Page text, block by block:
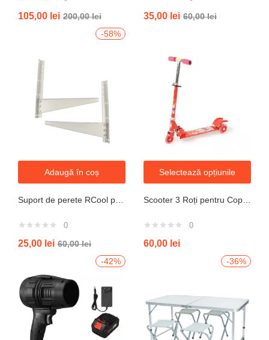
4.33din 5
105,00 lei 200,00lei 35,00 lei 60,00lei
-58%
Adaugă în coș
Suport de perete RCool pentru aparate de climatizare split 120KG
0
25,00 lei 60,00lei
Selectează opțiunile
Scooter 3 Roți pentru Copii – Design Pliabil din Oțel, Mecanism de Direcție Sigur, Potrivit pentru Vârsta 3+ Ani, Culoare Albastră
0
60,00 lei
-42% -36%